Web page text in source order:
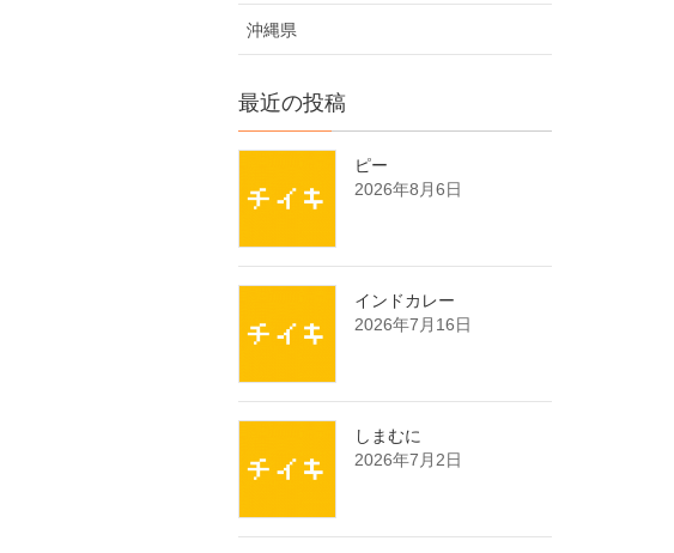
沖縄県
最近の投稿
ピー
2026年8月6日
インドカレー
2026年7月16日
しまむに
2026年7月2日